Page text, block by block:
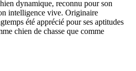
dynamique, reconnu pour son
intelligence vive. Originaire
été apprécié pour ses aptitudes
chien de chasse que comme